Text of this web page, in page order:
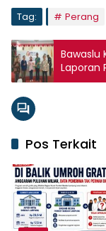
Tag: Perang
Bawaslu
Laporan
2021
Pos Terkait